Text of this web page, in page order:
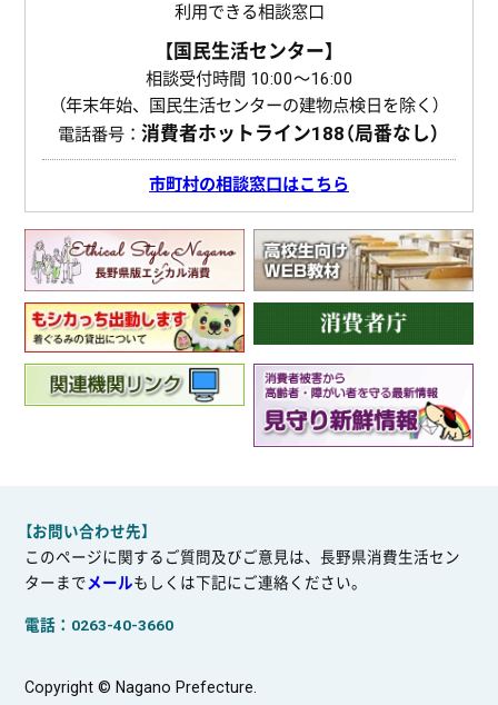
利用できる相談窓口
【国民生活センター】
相談受付時間 10:00〜16:00
（年末年始、国民生活センターの建物点検日を除く）
電話番号： 消費者ホットライン188（局番なし）
市町村の相談窓口はこちら
【お問い合わせ先】
このページに関するご質問及びご意見は、長野県消費生活セン
ターまでメールもしくは下記にご連絡ください。
電話：0263-40-3660
Copyright © Nagano Prefecture.